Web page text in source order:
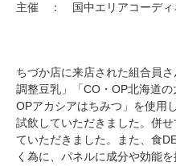
主催 ： 国中エリアコーディ
ちづか店に来店された組合員
調整豆乳」「CO・OP北海道
OPアカシアはちみつ」を使用
試飲していただきました。併
ていただきました。また、食
く為に、パネルに成分や効能